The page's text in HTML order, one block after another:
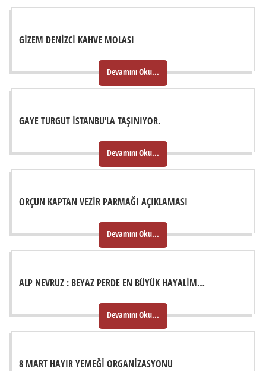
GIZEM DENIZCI KAHVE MOLASI
Devamını Oku...
GAYE TURGUT İSTANBU’LA TAŞINIYOR.
Devamını Oku...
ORÇUN KAPTAN VEZIR PARMAĞI AÇIKLAMASI
Devamını Oku...
ALP NEVRUZ : BEYAZ PERDE EN BÜYÜK HAYALIM…
Devamını Oku...
8 MART HAYIR YEMEĞI ORGANIZASYONU